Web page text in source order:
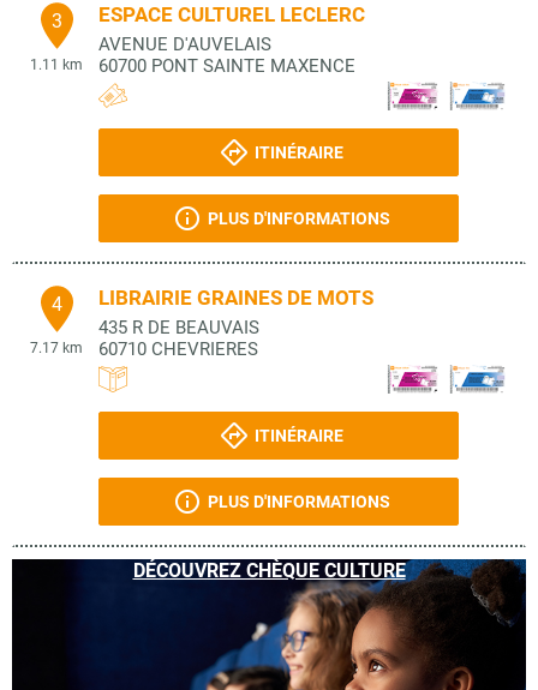
3
1.11 km
ESPACE CULTUREL LECLERC
AVENUE D'AUVELAIS
60700 PONT SAINTE MAXENCE
ITINÉRAIRE
PLUS D'INFORMATIONS
4
7.17 km
LIBRAIRIE GRAINES DE MOTS
435 R DE BEAUVAIS
60710 CHEVRIERES
ITINÉRAIRE
PLUS D'INFORMATIONS
DÉCOUVREZ CHÈQUE CULTURE